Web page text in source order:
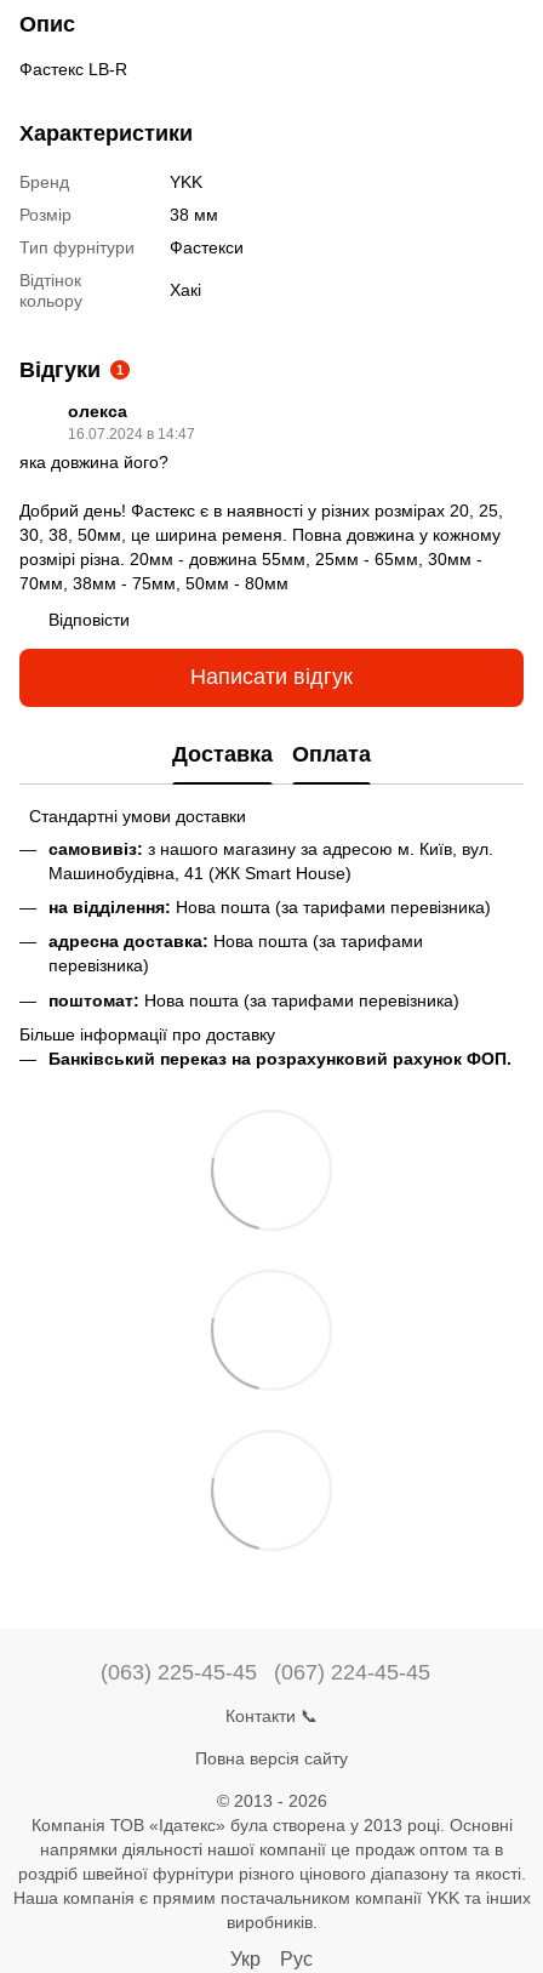
Опис
Фастекс LB-R
Характеристики
Бренд
YKK
Розмір
38 мм
Тип фурнітури
Фастекси
Відтінок
кольору
Хакі
Відгуки 1
олекса
16.07.2024 в 14:47
яка довжина його?
Добрий день! Фастекс є в наявності у різних розмірах 20, 25,
30, 38, 50мм, це ширина ременя. Повна довжина у кожному
розмірі різна. 20мм - довжина 55мм, 25мм - 65мм, 30мм -
70мм, 38мм - 75мм, 50мм - 80мм
Відповісти
Написати відгук
Доставка Оплата
Стандартні умови доставки
самовивіз: з нашого магазину за адресою м. Київ, вул.
Машинобудівна, 41 (ЖК Smart House)
на відділення: Нова пошта (за тарифами перевізника)
адресна доставка: Нова пошта (за тарифами
перевізника)
поштомат: Нова пошта (за тарифами перевізника)
Більше інформації про доставку
Банківський переказ на розрахунковий рахунок ФОП.
(063) 225-45-45 (067) 224-45-45
Контакти 📞
Повна версія сайту
© 2013 - 2026
Компанія ТОВ «Ідатекс» була створена у 2013 році. Основні
напрямки діяльності нашої компанії це продаж оптом та в
роздріб швейної фурнітури різного цінового діапазону та якості.
Наша компанія є прямим постачальником компанії YKK та інших
виробників.
Укр Рус